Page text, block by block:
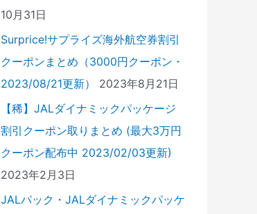
10月31日
Surprice!サプライズ海外航空券割引
クーポンまとめ（3000円クーポン・
2023/08/21更新）
2023年8月21日
【稀】JALダイナミックパッケージ
割引クーポン取りまとめ (最大3万円
クーポン配布中 2023/02/03更新)
2023年2月3日
JALパック・JALダイナミックパッケ